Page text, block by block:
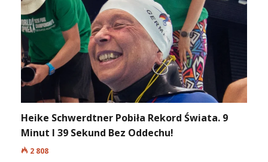
rozrodczego i zwiększają szanse na
utrzymanie stabilnych populacji w
naturalnym środowisku.
NAJCZĘŚCIEJ CZYTANE:
Największe siedlisko oceaniczne na Ziemi
wciąż skrywa…